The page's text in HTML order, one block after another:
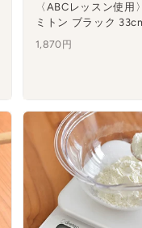
〈ABCレッスン使用
ミトン ブラック
1,870円